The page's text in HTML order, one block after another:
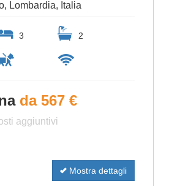
Lombardia, Italia
3 2
da 567 €
aggiuntivi
Mostra dettagli